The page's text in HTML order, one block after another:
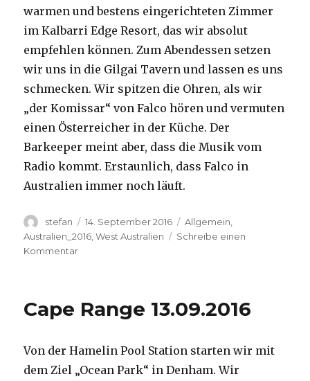
warmen und bestens eingerichteten Zimmer
im Kalbarri Edge Resort, das wir absolut
empfehlen können. Zum Abendessen setzen
wir uns in die Gilgai Tavern und lassen es uns
schmecken. Wir spitzen die Ohren, als wir
„der Komissar“ von Falco hören und vermuten
einen Österreicher in der Küche. Der
Barkeeper meint aber, dass die Musik vom
Radio kommt. Erstaunlich, dass Falco in
Australien immer noch läuft.
Autor
stefan
Veröffentlicht
am
14. September 2016 Kategorien
Allgemein
Australien_2016 ,West Australien
Schreibe einen
Kommentarzu
Cape Range 13.09.2016
Von der Hamelin Pool Station starten wir mit
dem Ziel „Ocean Park“ in Denham. Wir